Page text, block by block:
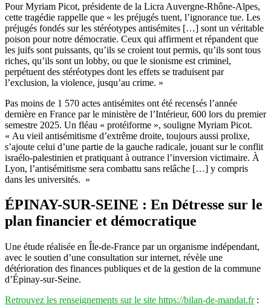
Pour Myriam Picot, présidente de la Licra Auvergne-Rhône-Alpes,
cette tragédie rappelle que « les préjugés tuent, l’ignorance tue. Les
préjugés fondés sur les stéréotypes antisémites […] sont un véritable
poison pour notre démocratie. Ceux qui affirment et répandent que
les juifs sont puissants, qu’ils se croient tout permis, qu’ils sont tous
riches, qu’ils sont un lobby, ou que le sionisme est criminel,
perpétuent des stéréotypes dont les effets se traduisent par
l’exclusion, la violence, jusqu’au crime. »
Pas moins de 1 570 actes antisémites ont été recensés l’année
dernière en France par le ministère de l’Intérieur, 600 lors du premier
semestre 2025. Un fléau « protéiforme », souligne Myriam Picot.
« Au vieil antisémitisme d’extrême droite, toujours aussi prolixe,
s’ajoute celui d’une partie de la gauche radicale, jouant sur le conflit
israélo-palestinien et pratiquant à outrance l’inversion victimaire. À
Lyon, l’antisémitisme sera combattu sans relâche […] y compris
dans les universités. »
ÉPINAY-SUR-SEINE : En Détresse sur le
plan financier et démocratique
Une étude réalisée en Île-de-France par un organisme indépendant,
avec le soutien d’une consultation sur internet, révèle une
détérioration des finances publiques et de la gestion de la commune
d’Épinay-sur-Seine.
Retrouvez les renseignements sur le site https://bilan-de-mandat.fr: